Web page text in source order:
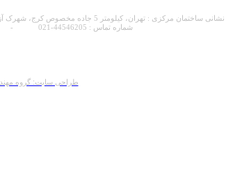
نشانی ساختمان مرکزی : تهران، کیلومتر 5 جاده مخصوص کرج، شهرک آزادی، خیابان امام خمینی (ره)، پلاک 29، ساختمان ابوفاضل
شماره تماس : 44546205-021 - دورنگار :
طراحی سایت: گروه